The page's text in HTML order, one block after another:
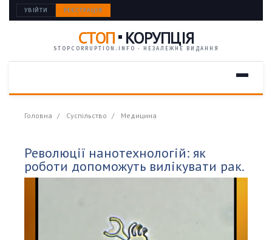
УВІЙТИ РЕЄСТРАЦІЯ
СТОП КОРУПЦІЯ
STOPCORRUPTION.INFO · НЕЗАЛЕЖНЕ ВИДАННЯ
Головна Суспільство Медицина
Революції нанотехнологій: як
роботи допоможуть вилікувати рак.